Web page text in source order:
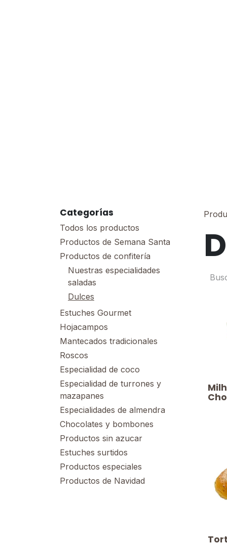
Categorías
Todos los productos
Productos de Semana Santa
Productos de confitería
Nuestras especialidades
saladas
Dulces
Estuches Gourmet
Hojacampos
Mantecados tradicionales
Roscos
Especialidad de coco
Especialidad de turrones y
mazapanes
Especialidades de almendra
Chocolates y bombones
Productos sin azucar
Estuches surtidos
Productos especiales
Productos de Navidad